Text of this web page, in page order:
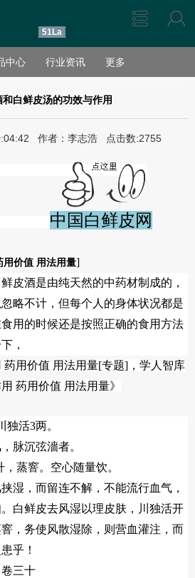
51La
中心 行业资讯 更多
和白鲜皮汤的功效与作用
作者：李志浩 点击数:2755
中国白鲜皮网
用价值 用法用量]
皮酒是由纯天然的中药材制成的，
略不计，但每个人 的身体状况都是
用的时候还是按照正确的食用方法
，
药用价值 用法用量[专题]， 学人智库
药用价值 用法用量》
独活3两。
脉沉弦濇者。
，蒸窨。空心随量饮。
湿，而留连不解，不能流行血气，
白鲜皮去风湿以理皮肤，川独活开
，务使风散湿除，则营血灌注，而
乎！
卷三十